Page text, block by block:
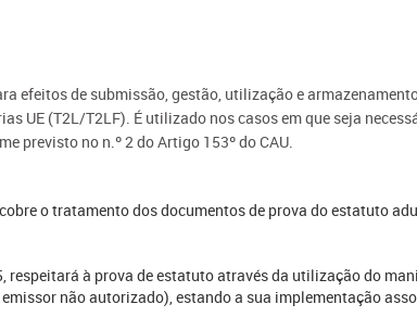
efeitos de submissão, gestão, utilização e
UE (T2L/T2LF). É utilizado nos casos em que seja
previsto no n.º 2 do Artigo 153º do CAU.
o tratamento dos documentos de prova do estatuto
respeitará à prova de estatuto através da utilização do
não autorizado), estando a sua implementação